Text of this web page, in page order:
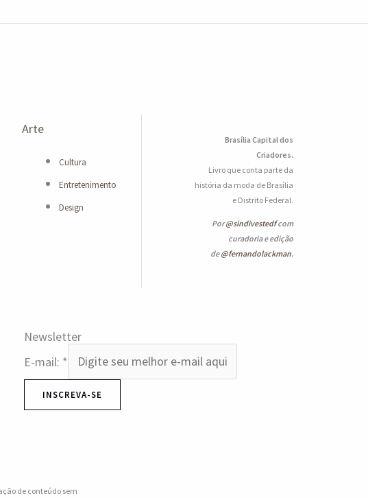
Arte
Cultura
Entretenimento
Design
Brasília Capital dos
Criadores.
Livro que conta parte da
história da moda de Brasília
e Distrito Federal.
Por@sindivestedfcom
curadoria e edição
de@fernandolackman.
Newsletter
E-mail: *
INSCREVA-SE
de conteúdo sem